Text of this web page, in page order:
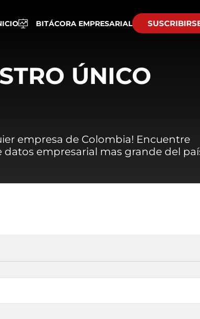
BITÁCORA EMPRESARIAL
ÚNICO
empresa de Colombia! Encuentre
datos empresarial mas grande del